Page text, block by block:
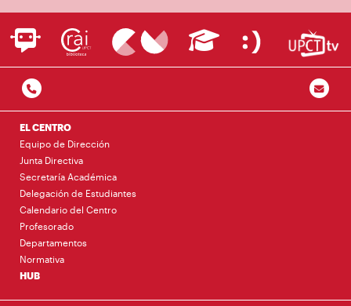
EL CENTRO
Equipo de Dirección
Junta Directiva
Secretaría Académica
Delegación de Estudiantes
Calendario del Centro
Profesorado
Departamentos
Normativa
HUB